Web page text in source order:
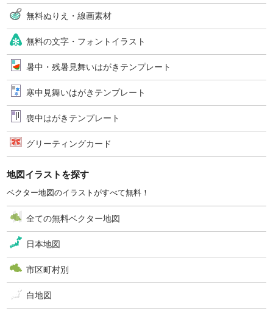
無料ぬりえ・線画素材
無料の文字・フォントイラスト
暑中・残暑見舞いはがきテンプレート
寒中見舞いはがきテンプレート
喪中はがきテンプレート
グリーティングカード
地図イラストを探す
ベクター地図のイラストがすべて無料！
全ての無料ベクター地図
日本地図
市区町村別
白地図